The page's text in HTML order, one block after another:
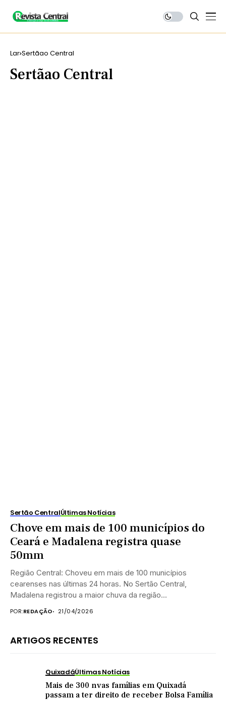
Lar Sertãao Central
Sertãao Central
Sertão CentralÚltimas Notícias
Chove em mais de 100 municípios do
Ceará e Madalena registra quase
50mm
Região Central: Choveu em mais de 100 municípios
cearenses nas últimas 24 horas. No Sertão Central,
Madalena registrou a maior chuva da região...
POR:REDAÇÃO 21/04/2026
ARTIGOS RECENTES
QuixadáÚltimas Notícias
Mais de 300 nvas famílias em Quixadá
passam a ter direito de receber Bolsa Família